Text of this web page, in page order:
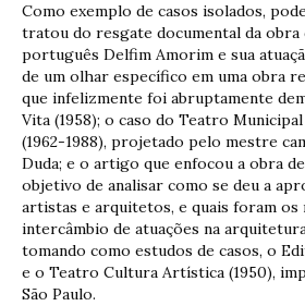
Como exemplo de casos isolados,
tratou do resgate documental da
português Delfim Amorim e sua
de um olhar específico em uma obra
que infelizmente foi abruptamente
Vita (1958); o caso do Teatro
(1962-1988), projetado pelo mestre
Duda; e o artigo que enfocou a obra
objetivo de analisar como se deu a
artistas e arquitetos, e quais foram os
intercâmbio de atuações na
tomando como estudos de casos, o
e o Teatro Cultura Artística (1950),
São Paulo.